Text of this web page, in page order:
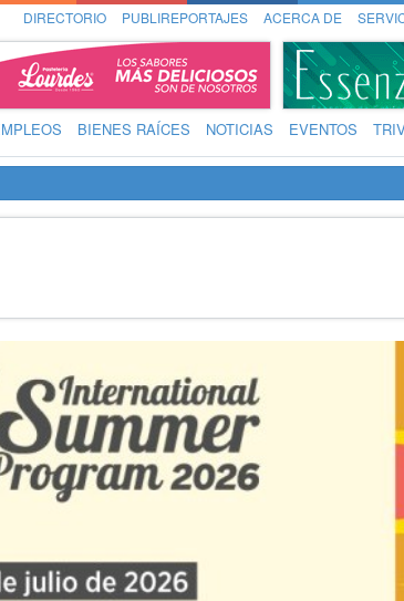
DIRECTORIO PUBLIREPORTAJES ACERCA DE
BIENES RAÍCES NOTICIAS EVENTOS